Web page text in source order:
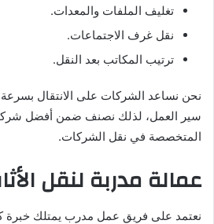
تغليف الملفات والمعدات.
نقل غرف الاجتماعات.
ترتيب المكاتب بعد النقل.
نحن نساعد الشركات على الانتقال بسرعة
سير العمل، لذلك نصنف ضمن أفضل
المتخصصة في نقل الشركات.
عمالة مدربة لنقل
نعتمد على فريق عمل مدرب يمتلك خبرة